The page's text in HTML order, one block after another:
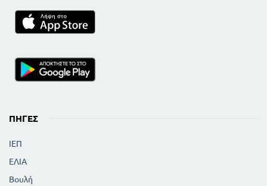
ΠΗΓΈΣ
ΙΕΠ
ΕΛΙΑ
Βουλή